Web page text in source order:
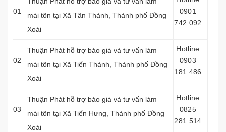
01
mái tôn tại Xã Tân Thành, Thành phố Đồng
Xoài
0901
742 092
02
Thuận Phát hỗ trợ báo giá và tư vấn làm
mái tôn tại Xã Tiến Thành, Thành phố Đồng
Xoài
Hotline
0903
181 486
03
Thuận Phát hỗ trợ báo giá và tư vấn làm
mái tôn tại Xã Tiến Hưng, Thành phố Đồng
Xoài
Hotline
0825
281 514